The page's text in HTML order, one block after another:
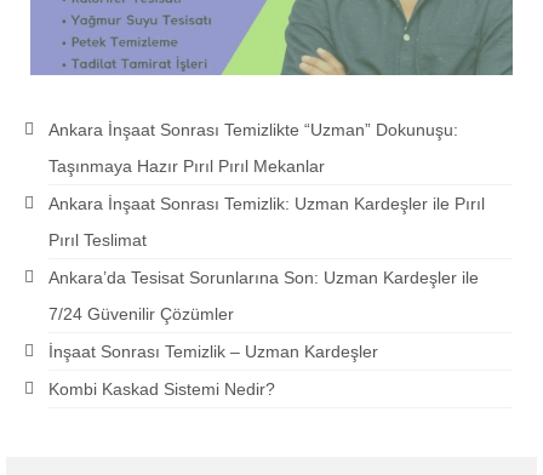
Ankara İnşaat Sonrası Temizlikte “Uzman” Dokunuşu:
Taşınmaya Hazır Pırıl Pırıl Mekanlar
Ankara İnşaat Sonrası Temizlik: Uzman Kardeşler ile Pırıl
Pırıl Teslimat
Ankara’da Tesisat Sorunlarına Son: Uzman Kardeşler ile
7/24 Güvenilir Çözümler
İnşaat Sonrası Temizlik – Uzman Kardeşler
Kombi Kaskad Sistemi Nedir?